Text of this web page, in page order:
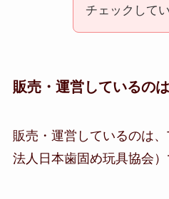
チェックして
販売・運営しているの
販売・運営しているのは
法人日本歯固め玩具協会）